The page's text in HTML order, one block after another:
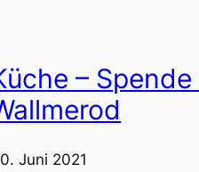
– Spende
Juni 2021